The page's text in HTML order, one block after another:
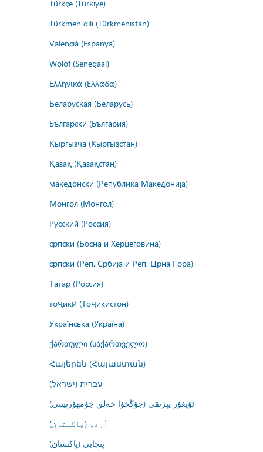
Türkçe (Türkiye)
Türkmen dili (Türkmenistan)
Valencià (Espanya)
Wolof (Senegaal)
Ελληνικά (Ελλάδα)
Беларуская (Беларусь)
Български (България)
Кыргызча (Кыргызстан)
Қазақ (Қазақстан)
македонски (Република Македонија)
Монгол (Монгол)
Русский (Россия)
српски (Босна и Херцеговина)
српски (Реп. Србија и Реп. Црна Гора)
Татар (Россия)
тоҷикӣ (Тоҷикистон)
Українська (Україна)
ქართული (საქართველო)
Հայերեն (Հայաստան)
עברית (ישראל)
ئۇيغۇر يېزىقى (جۇڭخۇا خەلق جۇمھۇرىيىتى)
اُردو (پاکستان)
پنجابی (پاکستان)